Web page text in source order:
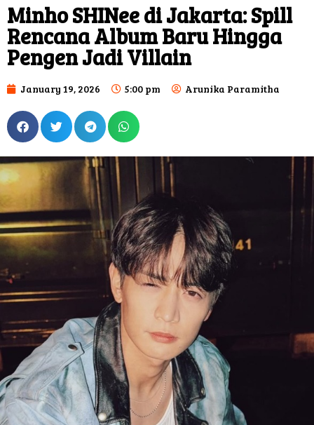
Minho SHINee di Jakarta: Spill
Rencana Album Baru Hingga
Pengen Jadi Villain
January 19, 2026 5:00 pm Arunika Paramitha